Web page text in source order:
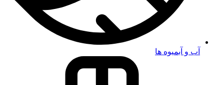
آب و آبمیوه ها